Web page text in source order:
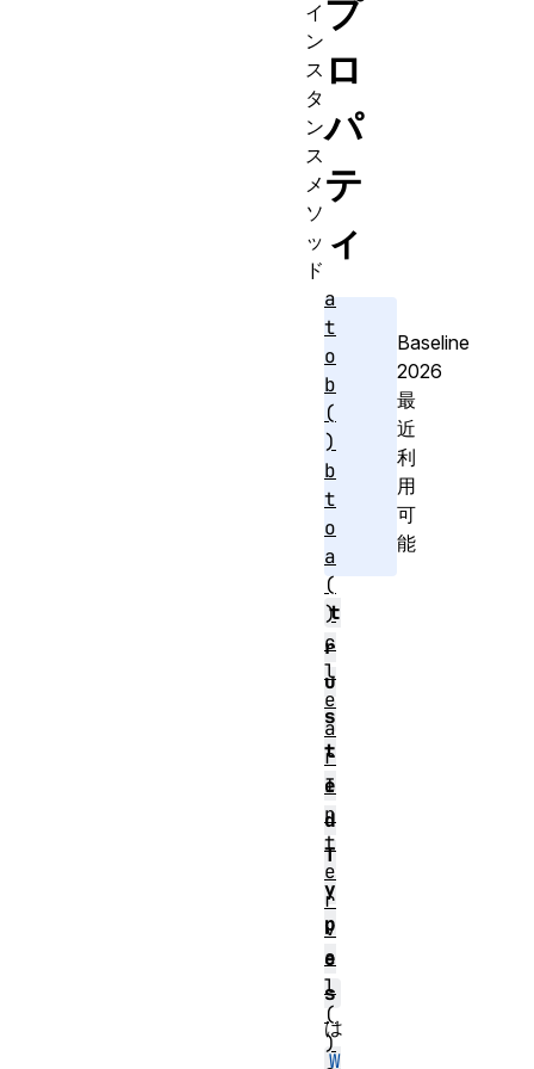
プ
ロ
パ
テ
ィ
Baseline
2026
最
近
利
用
可
能
t
r
u
s
t
e
d
T
y
p
e
s
は
W
イ
ン
ス
タ
ン
ス
メ
ソ
ッ
ド
a
t
o
b
(
)
b
t
o
a
(
)
c
l
e
a
r
I
n
t
e
r
v
a
l
(
)